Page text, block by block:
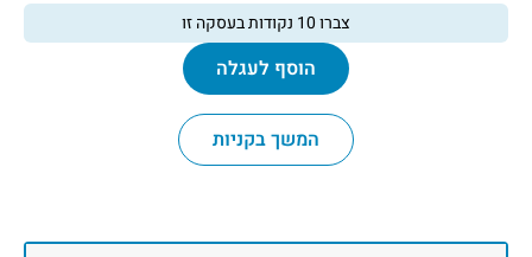
צברו10 נקודות בעסקה זו
הוסף לעגלה
המשך בקניות